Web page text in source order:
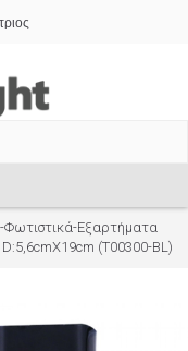
Φωτιστικά-Εξαρτήματα
(T00300-BL)